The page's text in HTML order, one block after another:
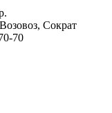
Сократ
70